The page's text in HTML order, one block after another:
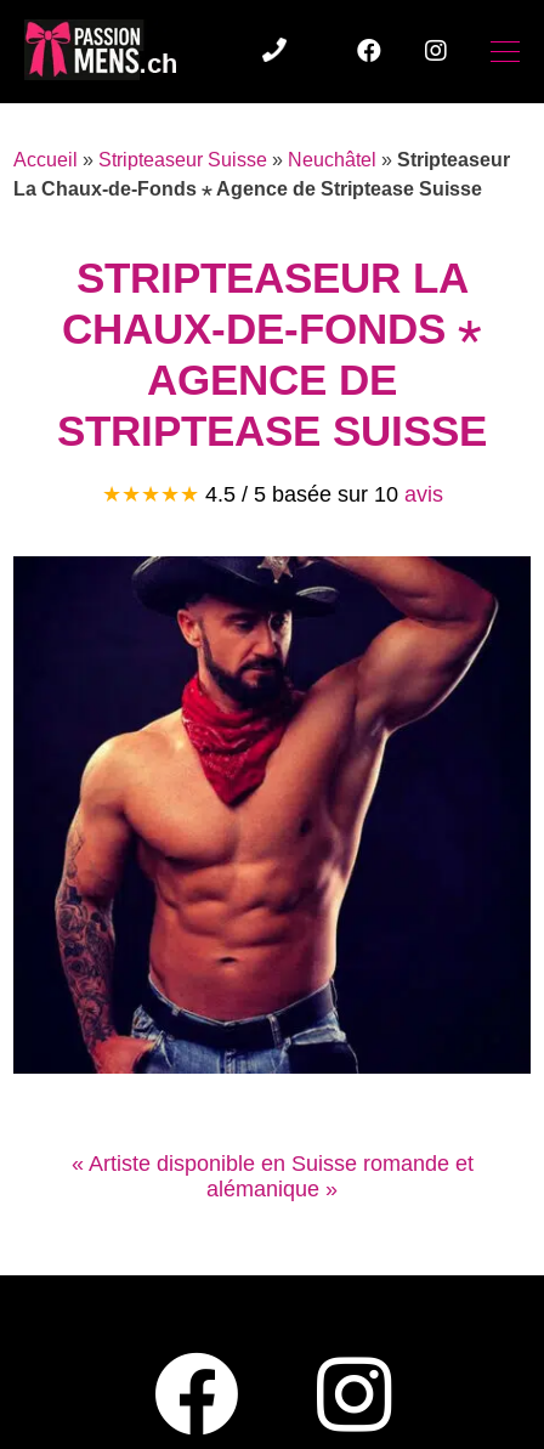
Accueil » Stripteaseur Suisse » Neuchâtel »Stripteaseur
La Chaux-de-Fonds ⋆ Agence de Striptease Suisse
STRIPTEASEUR LA
CHAUX-DE-FONDS ⋆
AGENCE DE
STRIPTEASE SUISSE
★★★★★ 4.5 / 5 basée sur 10 avis
« Artiste disponible en Suisse romande et
alémanique »